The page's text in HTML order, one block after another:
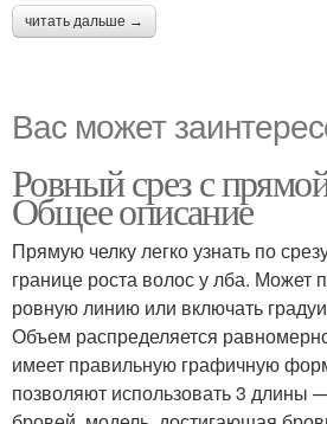
читать дальше →
Вас может
Ровный срез с
Общее описание
Прямую челку легко узнать по
границе роста волос у лба. Может
ровную линию или включать
Объем распределяется
имеет правильную графичную
позволяют использовать 3